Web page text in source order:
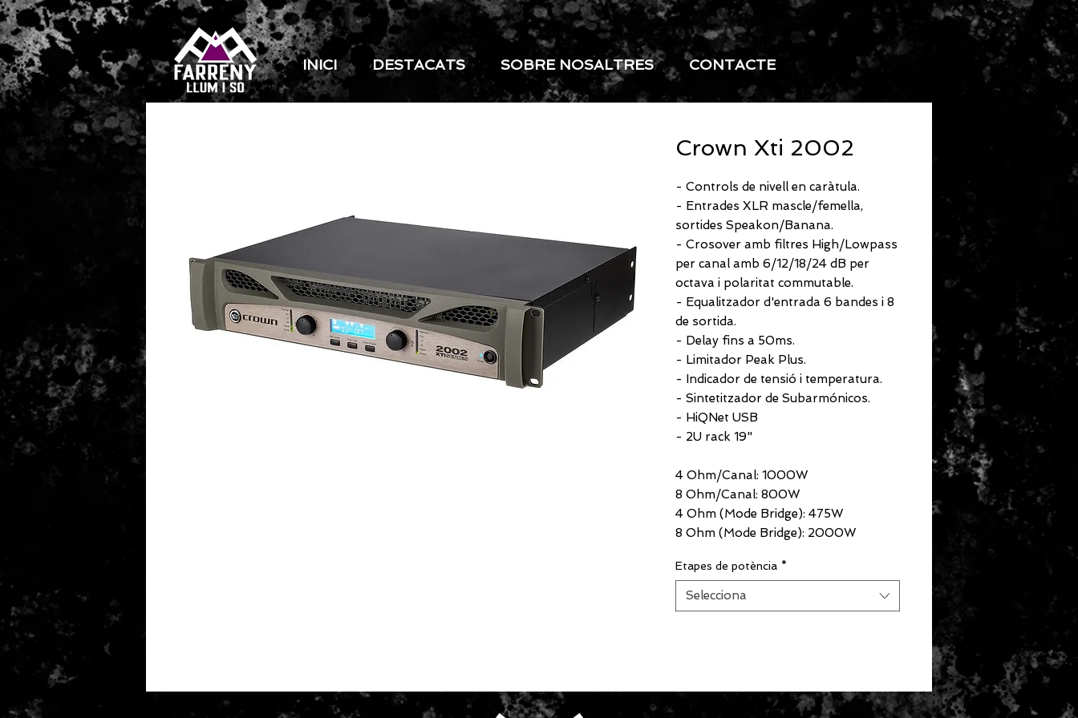
INICI DESTACATS SOBRE NOSALTRES CONTACTE
Crown Xti 2002
- Controls de nivell en caràtula.
- Entrades XLR mascle/femella,
sortides Speakon/Banana.
- Crosover amb filtres High/Lowpass
per canal amb 6/12/18/24 dB per
octava i polaritat commutable.
- Equalitzador d'entrada 6 bandes i 8
de sortida.
- Delay fins a 50ms.
- Limitador Peak Plus.
- Indicador de tensió i temperatura.
- Sintetitzador de Subarmónicos.
- HiQNet USB
- 2U rack 19"
4 Ohm/Canal: 1000W
8 Ohm/Canal: 800W
4 Ohm (Mode Bridge): 475W
8 Ohm (Mode Bridge): 2000W
Etapes de potència *
Selecciona